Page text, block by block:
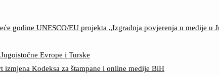
godine UNESCO/EU projekta „Izgradnja povjerenja u medije u
Evrope i Turske
Kodeksa za štampane i online medije BiH